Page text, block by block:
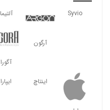
Syvio
آرگون
آلتیما
آگورا
اینتاچ ایپارا